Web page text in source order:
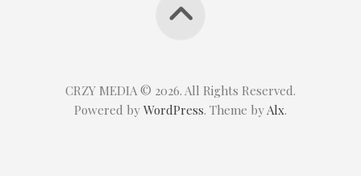
CRZY MEDIA © 2026. All Rights Reserved.
Powered by WordPress. Theme by Alx.